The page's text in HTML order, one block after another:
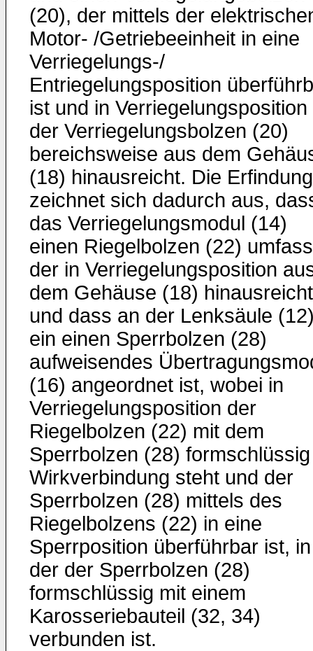
(20), der mittels der
Motor- /Getriebeeinheit in eine
Verriegelungs-/
Entriegelungsposition
ist und in Verriegelungsposition
der Verriegelungsbolzen (20)
bereichsweise aus dem
(18) hinausreicht. Die Erfindung
zeichnet sich dadurch aus,
das Verriegelungsmodul (14)
einen Riegelbolzen (22)
der in Verriegelungsposition
dem Gehäuse (18)
und dass an der Lenksäule
ein einen Sperrbolzen (28)
aufweisendes
(16) angeordnet ist, wobei in
Verriegelungsposition der
Riegelbolzen (22) mit dem
Sperrbolzen (28)
Wirkverbindung steht und der
Sperrbolzen (28) mittels des
Riegelbolzens (22) in eine
Sperrposition überführbar ist, in
der der Sperrbolzen (28)
formschlüssig mit einem
Karosseriebauteil (32, 34)
verbunden ist.